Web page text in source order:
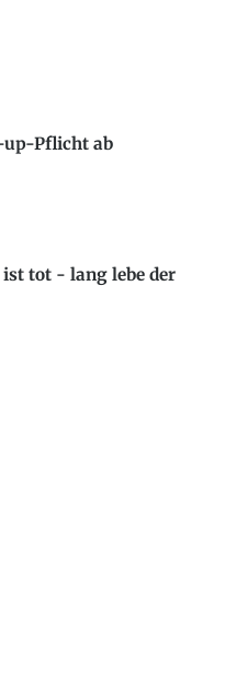
Pflicht ab
tot - lang lebe der